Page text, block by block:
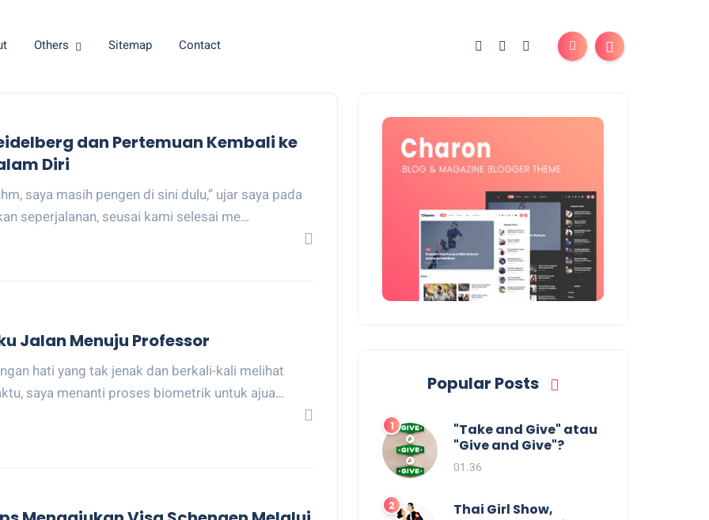
Others Sitemap Contact
dan Pertemuan Kembali ke
Diri
saya masih pengen di sini dulu,” ujar saya pada
seperjalanan, seusai kami selesai me…
Jalan Menuju Professor
hati yang tak jenak dan berkali-kali melihat
saya menanti proses biometrik untuk ajua…
Popular Posts
"Take and Give" atau
"Give and Give"?
01.36
Thai Girl Show,